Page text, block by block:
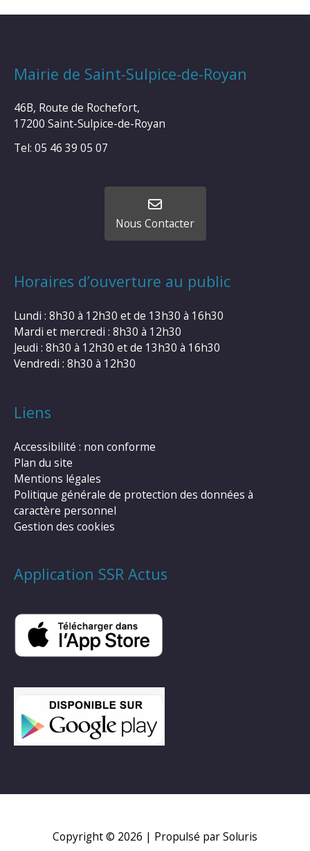
Mairie de Saint-Sulpice-de-Royan
46B, Route de Rochefort,
17200 Saint-Sulpice-de-Royan
Tel: 05 46 39 05 07
Nous Contacter
Horaires d’ouverture au public
Lundi : 8h30 à 12h30 et de 13h30 à 16h30
Mardi et mercredi : 8h30 à 12h30
Jeudi : 8h30 à 12h30 et de 13h30 à 16h30
Vendredi : 8h30 à 12h30
Liens
Accessibilité : non conforme
Plan du site
Mentions légales
Politique générale de protection des données à
caractère personnel
Gestion des cookies
Application SSR Actus
Copyright © 2026 | Propulsé par Soluris